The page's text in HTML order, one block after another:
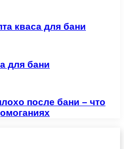
кваса для бани
для бани
после бани – что